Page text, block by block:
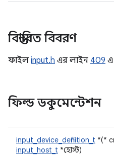
বিস্তারিত বিবরণ
ফাইল input.h এর লাইন 409 এ
ফিল্ড ডকুমেন্টেশন
input_device_definition_t *(*
input_host_t *হোস্ট)